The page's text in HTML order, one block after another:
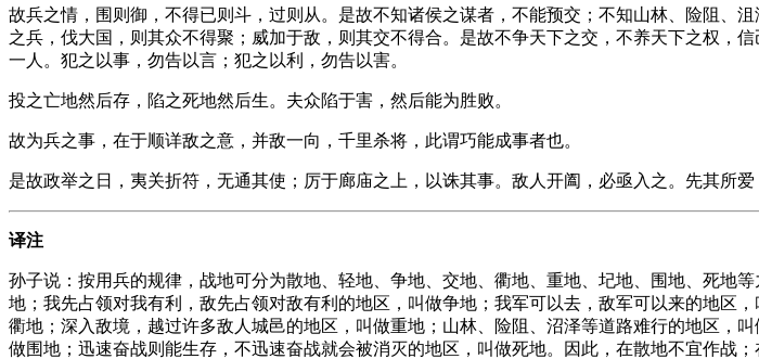
故兵之情，围则御，不得已则斗，过则从。是故不知诸侯之谋者，不能预交；不知山林、险阻、
之兵，伐大国，则其众不得聚；威加于敌，则其交不得合。是故不争天下之交，不养天下之权，
一人。犯之以事，勿告以言；犯之以利，勿告以害。
投之亡地然后存，陷之死地然后生。夫众陷于害，然后能为胜败。
故为兵之事，在于顺详敌之意，并敌一向，千里杀将，此谓巧能成事者也。
是故政举之日，夷关折符，无通其使；厉于廊庙之上，以诛其事。敌人开阖，必亟入之。先其所
译注
孙子说：按用兵的规律，战地可分为散地、轻地、争地、交地、衢地、重地、圮地、围地、死地
地；我先占领对我有利，敌先占领对敌有利的地区，叫做争地；我军可以去，敌军可以来的地区
衢地；深入敌境，越过许多敌人城邑的地区，叫做重地；山林、险阻、沼泽等道路难行的地区，
做围地；迅速奋战则能生存，不迅速奋战就会被消灭的地区，叫做死地。因此，在散地不宜作战